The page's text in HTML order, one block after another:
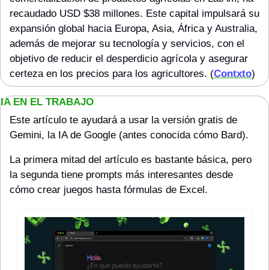
recaudado USD $38 millones. Este capital impulsará su
expansión global hacia Europa, Asia, África y Australia,
además de mejorar su tecnología y servicios, con el
objetivo de reducir el desperdicio agrícola y asegurar
certeza en los precios para los agricultores. (Contxto)
IA EN EL TRABAJO
Este artículo te ayudará a usar la versión gratis de
Gemini, la IA de Google (antes conocida cómo Bard).
La primera mitad del artículo es bastante básica, pero
la segunda tiene prompts más interesantes desde
cómo crear juegos hasta fórmulas de Excel.